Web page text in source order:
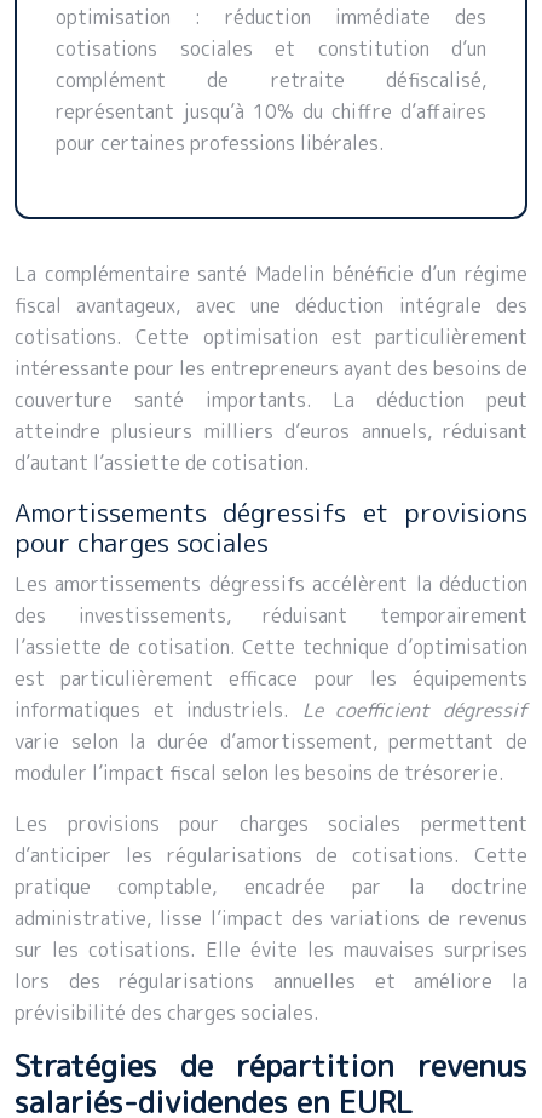
optimisation : réduction immédiate des
cotisations sociales et constitution d’un
complément de retraite défiscalisé,
représentant jusqu’à 10% du chiffre d’affaires
pour certaines professions libérales.
La complémentaire santé Madelin bénéficie d’un régime
fiscal avantageux, avec une déduction intégrale des
cotisations. Cette optimisation est particulièrement
intéressante pour les entrepreneurs ayant des besoins de
couverture santé importants. La déduction peut
atteindre plusieurs milliers d’euros annuels, réduisant
d’autant l’assiette de cotisation.
Amortissements dégressifs et provisions
pour charges sociales
Les amortissements dégressifs accélèrent la déduction
des investissements, réduisant temporairement
l’assiette de cotisation. Cette technique d’optimisation
est particulièrement efficace pour les équipements
informatiques et industriels. Le coefficient dégressif
varie selon la durée d’amortissement, permettant de
moduler l’impact fiscal selon les besoins de trésorerie.
Les provisions pour charges sociales permettent
d’anticiper les régularisations de cotisations. Cette
pratique comptable, encadrée par la doctrine
administrative, lisse l’impact des variations de revenus
sur les cotisations. Elle évite les mauvaises surprises
lors des régularisations annuelles et améliore la
prévisibilité des charges sociales.
Stratégies de répartition revenus
salariés-dividendes en EURL